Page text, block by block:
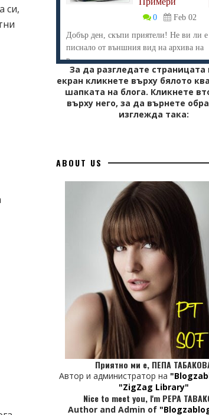
си,
0
Feb 02
Добър ден, скъпи приятели! Не ви ли е
писнало от външния вид на архива на
в...
За да разгледате страницата
екран кликнете върху бялото
шапката на блога. Кликнете
върху него, за да върнете
изглежда така:
ABOUT US
Приятно ми е, ПЕПА
Автор и администратор на
"ZigZag Library"
Nice to meet you, I'm PEPA
Author and Admin of